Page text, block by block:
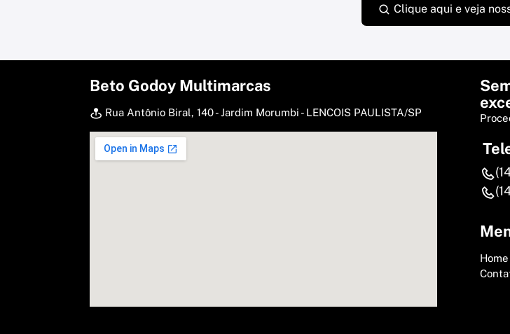
Clique aqui e veja
Beto Godoy Multimarcas
Rua Antônio Biral, 140 - Jardim Morumbi - LENCOIS PAULISTA/SP
Home